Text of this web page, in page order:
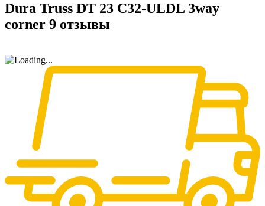
Dura Truss DT 23 C32-ULDL 3way
corner 9 отзывы